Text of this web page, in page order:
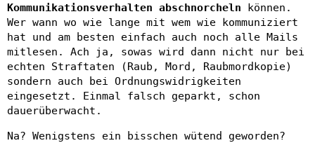
Kommunikationsverhalten abschnorcheln können.
Wer wann wo wie lange mit wem wie kommuniziert
hat und am besten einfach auch noch alle Mails
mitlesen. Ach ja, sowas wird dann nicht nur bei
echten Straftaten (Raub, Mord, Raubmordkopie)
sondern auch bei Ordnungswidrigkeiten
eingesetzt. Einmal falsch geparkt, schon
dauerüberwacht.
Na? Wenigstens ein bisschen wütend geworden?